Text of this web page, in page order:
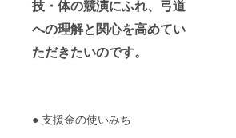
技・体の競演にふれ、弓道
への理解と関心を高めてい
ただきたいのです。
● 支援金の使いみち